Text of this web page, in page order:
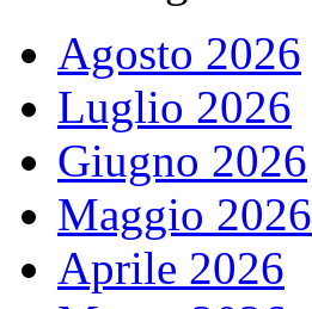
Agosto 2026
Luglio 2026
Giugno 2026
Maggio 2026
Aprile 2026